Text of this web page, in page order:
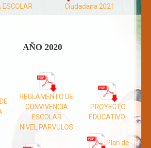
ESCOLAR
Ciudadana 2021
AÑO 2020
REGLAMENTO DE
CONVIVENCIA
ESCOLAR
NIVEL PARVULOS
PROYECTO
EDUCATIVO
Plan de